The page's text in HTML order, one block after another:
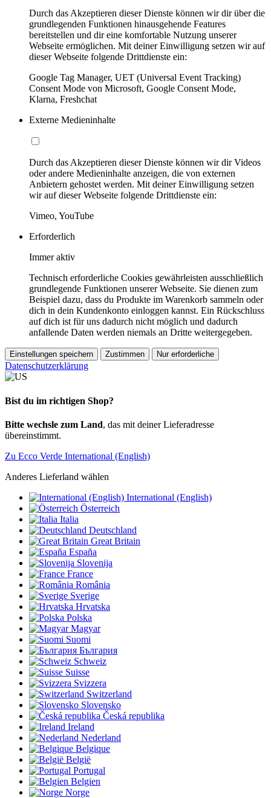
Durch das Akzeptieren dieser Dienste können wir dir über die
grundlegenden Funktionen hinausgehende Features
bereitstellen und dir eine komfortable Nutzung unserer
Webseite ermöglichen. Mit deiner Einwilligung setzen wir auf
dieser Webseite folgende Drittdienste ein:
Google Tag Manager, UET (Universal Event Tracking)
Consent Mode von Microsoft, Google Consent Mode,
Klarna, Freshchat
Externe Medieninhalte
Durch das Akzeptieren dieser Dienste können wir dir Videos
oder andere Medieninhalte anzeigen, die von externen
Anbietern gehostet werden. Mit deiner Einwilligung setzen
wir auf dieser Webseite folgende Drittdienste ein:
Vimeo, YouTube
Erforderlich
Immer aktiv
Technisch erforderliche Cookies gewährleisten ausschließlich
grundlegende Funktionen unserer Webseite. Sie dienen zum
Beispiel dazu, dass du Produkte im Warenkorb sammeln oder
dich in dein Kundenkonto einloggen kannst. Ein Rückschluss
auf dich ist für uns dadurch nicht möglich und dadurch
anfallende Daten werden niemals an Dritte weitergegeben.
Einstellungen speichern Zustimmen Nur erforderliche
Datenschutzerklärung
Bist du im richtigen Shop?
Bitte wechsle zum Land, das mit deiner Lieferadresse
übereinstimmt.
Zu Ecco Verde International (English)
Anderes Lieferland wählen
International (English)
Österreich
Italia
Deutschland
Great Britain
España
Slovenija
France
România
Sverige
Hrvatska
Polska
Magyar
Suomi
България
Schweiz
Suisse
Svizzera
Switzerland
Slovensko
Česká republika
Ireland
Nederland
Belgique
België
Portugal
Belgien
Norge